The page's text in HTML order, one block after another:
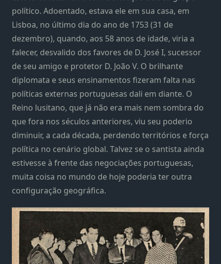
político. Adoentado, estava ele em sua casa, em
Lisboa, no último dia do ano de 1753 (31 de
dezembro), quando, aos 58 anos de idade, viria a
falecer, desvalido dos favores de D. José I, sucessor
de seu amigo e protetor D. João V. O brilhante
diplomata e seus ensinamentos fizeram falta nas
políticas externas portuguesas dali em diante. O
Reino lusitano, que já não era mais nem sombra do
que fora nos séculos anteriores, viu seu poderio
diminuir, a cada década, perdendo territórios e força
política no cenário global. Talvez se o santista ainda
estivesse à frente das negociações portuguesas,
muita coisa no mundo de hoje poderia ter outra
configuração geográfica.